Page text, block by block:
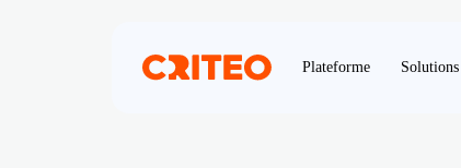
Plateforme Solutions